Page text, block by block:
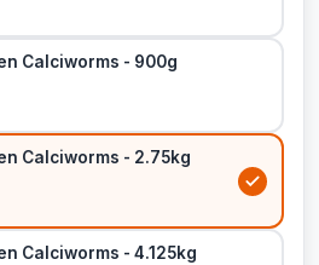
Calciworms - 900g
Calciworms - 2.75kg
Calciworms - 4.125kg